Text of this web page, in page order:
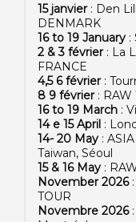
15 janvier: Den
DENMARK
16 to 19 January :
2 & 3 février: La
FRANCE
4,5 6 février:
8 9 février: RAW
16 to 19 March :
14 e 15 April :
14- 20 May :
Taiwan, Séoul
15 & 16 May :
November 2026:
TOUR
Novembre 2026: